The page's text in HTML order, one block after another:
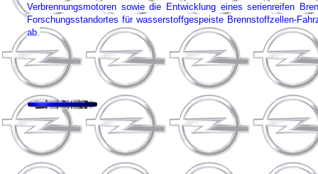
Verbrennungsmotoren sowie die Entwicklung eines serienreifen
Forschungsstandortes für wasserstoffgespeiste Brennstoffzellen-
ab.